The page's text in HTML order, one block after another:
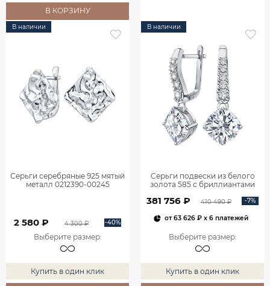
В КОРЗИНУ
В наличии
Серьги серебряные 925 мятый
металл 0212390-00245
2 580 ₽ 4 300 ₽ -40%
Выберите размер:
Купить в один клик
В наличии
Серьги подвески из белого
золота 585 с бриллиантами
381 756 ₽ 410 490 ₽ -7%
от63 626 ₽x 6 платежей
Выберите размер:
Купить в один клик